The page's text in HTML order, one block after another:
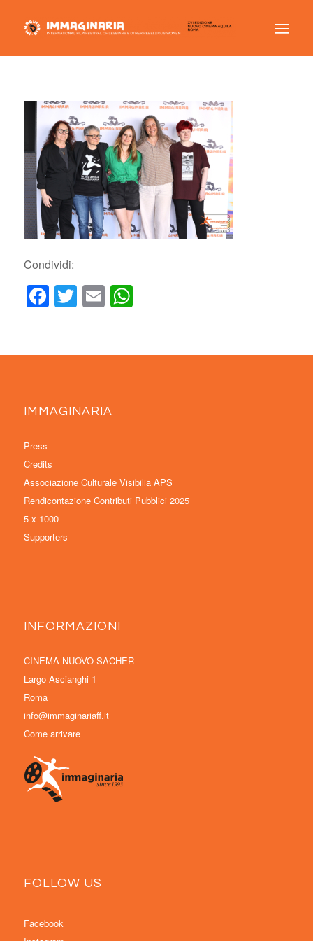
Condividi:
Facebook
Twitter
EmailWhatsApp
IMMAGINARIA
Press
Credits
Associazione Culturale Visibilia APS
Rendicontazione Contributi Pubblici 2025
5 x 1000
Supporters
INFORMAZIONI
CINEMA NUOVO SACHER
Largo Ascianghi 1
Roma
info@immaginariaff.it
Come arrivare
FOLLOW US
Facebook